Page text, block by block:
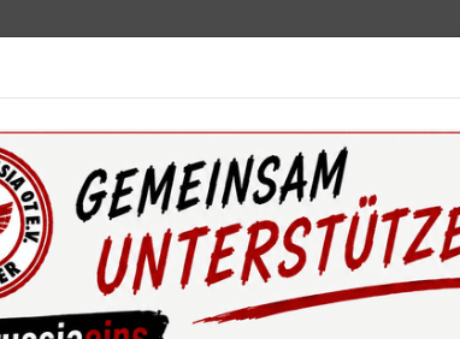
News & Media Service Sponsoren
Kampf und Mut werden belohnt!